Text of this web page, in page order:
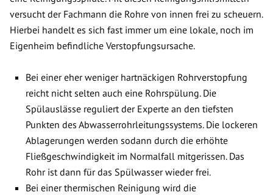
versucht der Fachmann die Rohre von innen frei zu scheuern.
Hierbei handelt es sich fast immer um eine lokale, noch im
Eigenheim befindliche Verstopfungsursache.
Bei einer eher weniger hartnäckigen Rohrverstopfung
reicht nicht selten auch eine Rohrspülung. Die
Spülauslässe reguliert der Experte an den tiefsten
Punkten des Abwasserrohrleitungssystems. Die lockeren
Ablagerungen werden sodann durch die erhöhte
Fließgeschwindigkeit im Normalfall mitgerissen. Das
Rohr ist dann für das Spülwasser wieder frei.
Bei einer thermischen Reinigung wird die